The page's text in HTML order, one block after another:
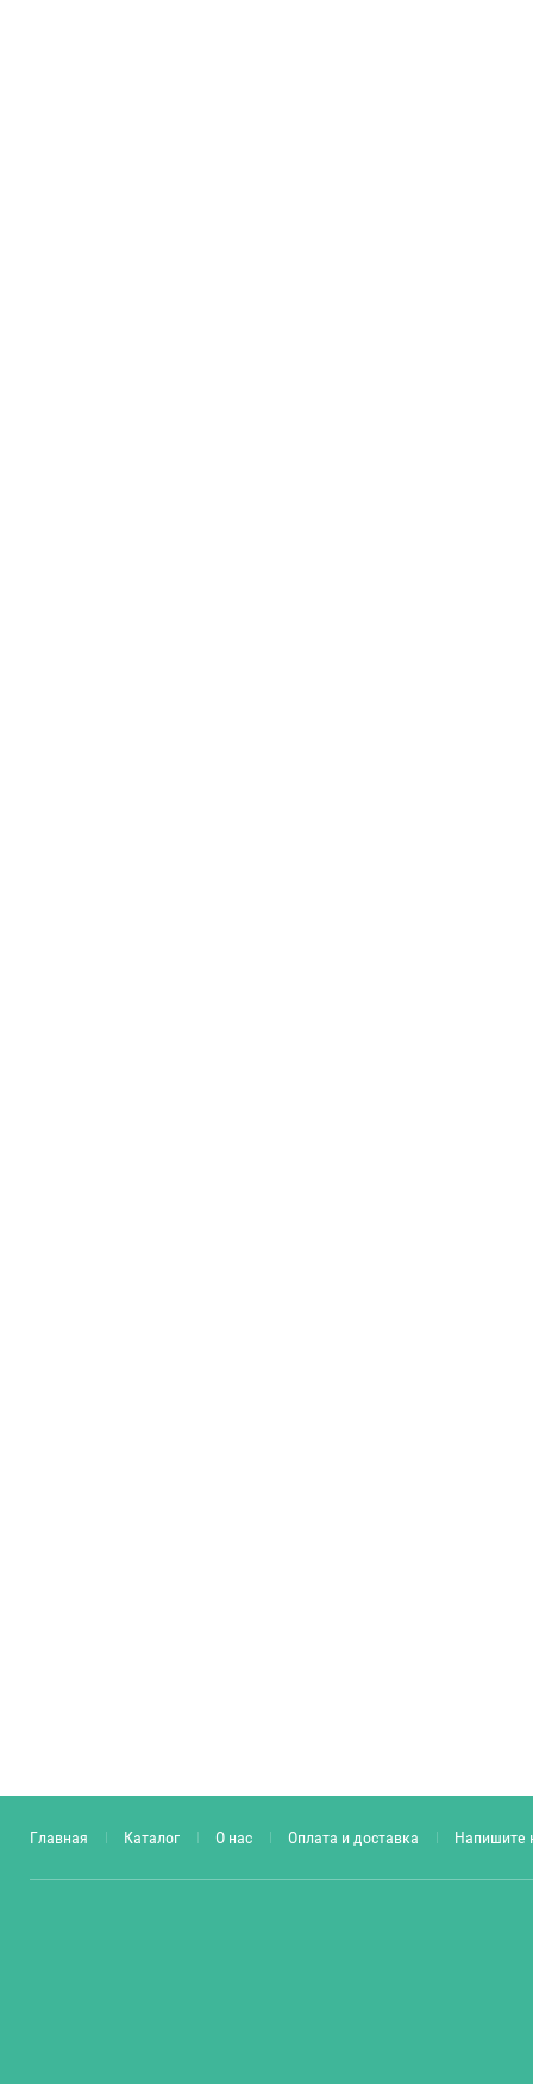
Главная Каталог О нас Оплата и доставка Напишите